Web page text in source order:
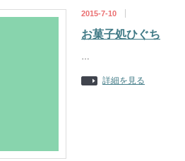
2015-7-10
お菓子処ひぐち
…
詳細を見る